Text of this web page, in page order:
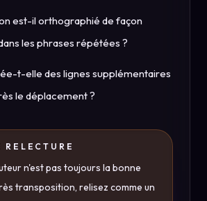
est-il orthographié de façon
les phrases répétées ?
t-elle des lignes supplémentaires
le déplacement ?
RELECTURE
n'est pas toujours la bonne
transposition, relisez comme un